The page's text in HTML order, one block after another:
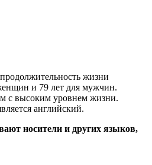
жизни
и 79 лет для мужчин.
с высоким уровнем жизни.
английский.
носители и других языков,